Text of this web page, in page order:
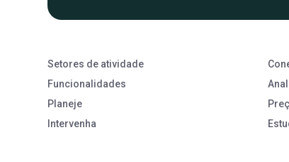
Setores de atividade
Funcionalidades
Planeje
Intervenha